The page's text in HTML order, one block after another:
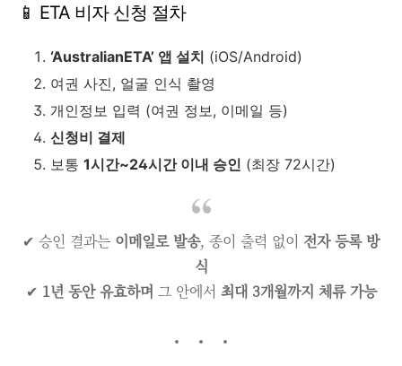
📱 ETA 비자 신청 절차
‘AustralianETA’ 앱 설치 (iOS/Android)
여권 사진, 얼굴 인식 촬영
개인정보 입력 (여권 정보, 이메일 등)
신청비 결제
보통 1시간~24시간 이내 승인 (최장 72시간)
✔ 승인 결과는 이메일로 발송, 종이 출력 없이 전자 등록 방
식
✔ 1년 동안 유효하며 그 안에서 최대 3개월까지 체류 가능